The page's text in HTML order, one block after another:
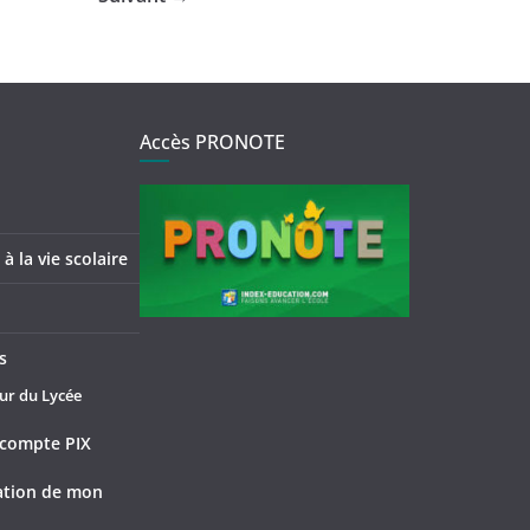
la vie scolaire
du Lycée
PIX
de mon
Accès PRONOTE